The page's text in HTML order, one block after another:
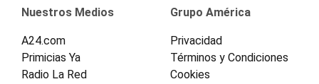
Nuestros Medios
A24.com
Primicias Ya
Radio La Red
Grupo América
Privacidad
Términos y Condiciones
Cookies